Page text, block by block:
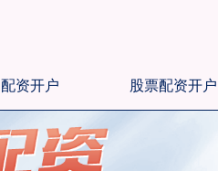
配资开户 股票配资开户